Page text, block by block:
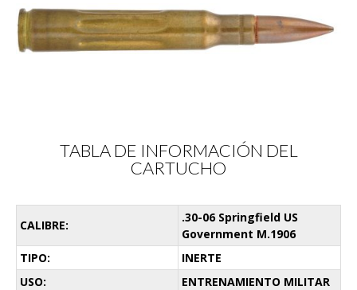
TABLA DE INFORMACIÓN DEL
CARTUCHO
CALIBRE:
.30-06 Springfield US
Government M.1906
TIPO:
INERTE
USO:
ENTRENAMIENTO MILITAR